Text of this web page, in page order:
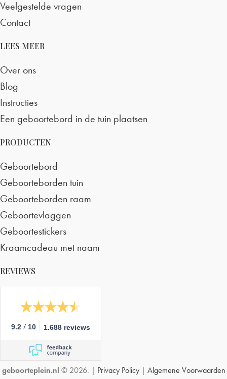
Veelgestelde vragen
Contact
LEES MEER
Over ons
Blog
Instructies
Een geboortebord in de tuin plaatsen
PRODUCTEN
Geboortebord
Geboorteborden tuin
Geboorteborden raam
Geboortevlaggen
Geboortestickers
Kraamcadeau met naam
REVIEWS
9.2 / 10 1.688 reviews
geboorteplein.nl © 2026. | Privacy Policy| Algemene Voorwaarden